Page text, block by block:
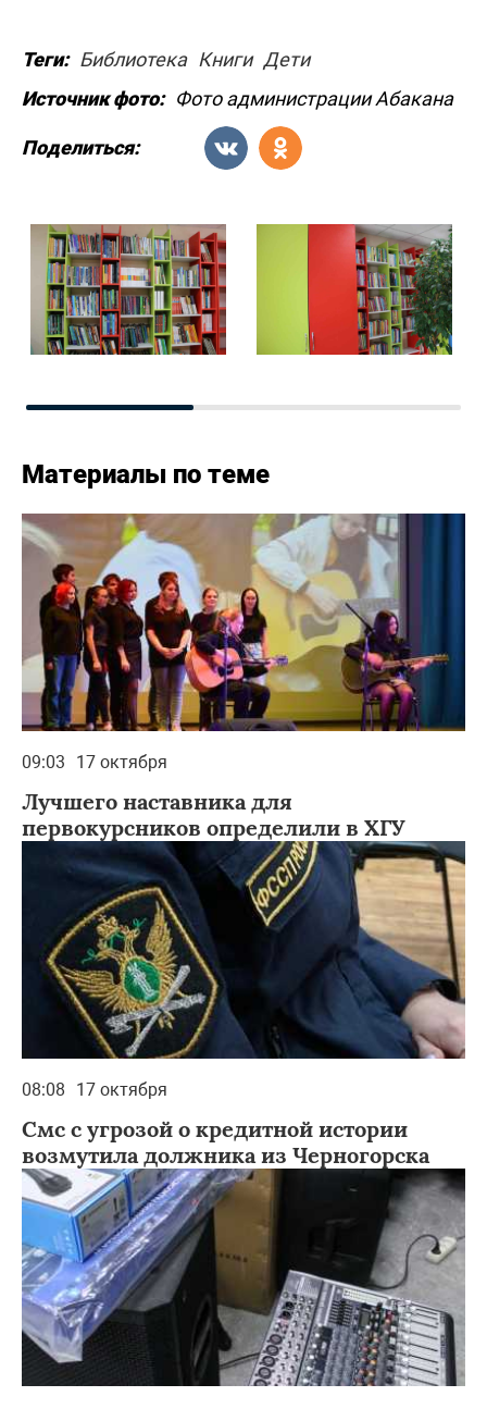
Теги: Библиотека Книги Дети
Источник фото: Фото администрации Абакана
Поделиться:
Материалы по теме
09:03 17 октября
Лучшего наставника для
первокурсников определили в ХГУ
08:08 17 октября
Смс с угрозой о кредитной истории
возмутила должника из Черногорска